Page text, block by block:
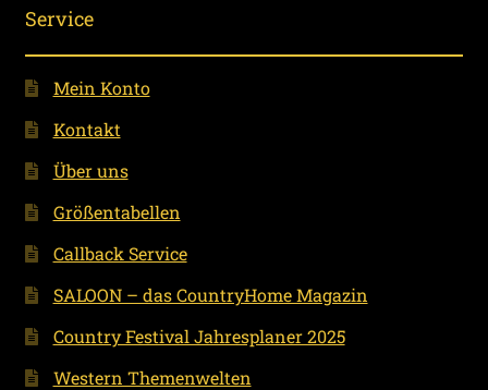
Service
Mein Konto
Kontakt
Über uns
Größentabellen
Callback Service
SALOON – das CountryHome Magazin
Country Festival Jahresplaner 2025
Western Themenwelten